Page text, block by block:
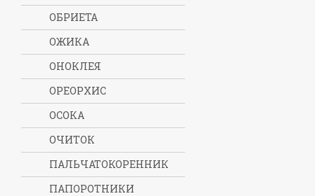
ОБРИЕТА
ОЖИКА
ОНОКЛЕЯ
ОРЕОРХИС
ОСОКА
ОЧИТОК
ПАЛЬЧАТОКОРЕННИК
ПАПОРОТНИКИ